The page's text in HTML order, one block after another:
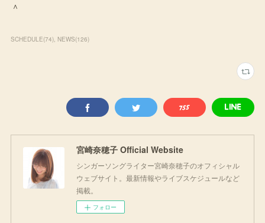
＾
SCHEDULE(74) NEWS(126)
宮崎奈穂子 Official Website
シンガーソングライター宮崎奈穂子のオフィシャル
ウェブサイト。最新情報やライブスケジュールなど
掲載。
フォロー